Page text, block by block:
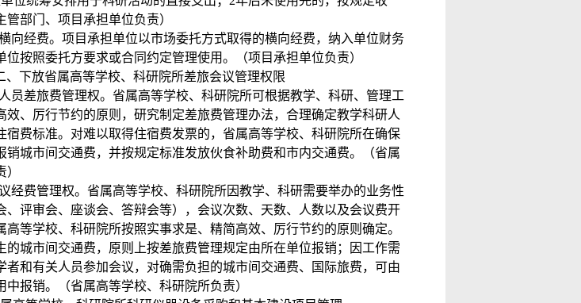
部门、项目承担单位负责）
向经费。项目承担单位以市场委托方式取得的横向经费，纳入单位财务
按照委托方要求或合同约定管理使用。（项目承担单位负责）
、下放省属高等学校、科研院所差旅会议管理权限
员差旅费管理权。省属高等学校、科研院所可根据教学、科研、管理工
效、厉行节约的原则，研究制定差旅费管理办法，合理确定教学科研人
宿费标准。对难以取得住宿费发票的，省属高等学校、科研院所在确保
销城市间交通费，并按规定标准发放伙食补助费和市内交通费。（省属
经费管理权。省属高等学校、科研院所因教学、科研需要举办的业务性
、评审会、座谈会、答辩会等），会议次数、天数、人数以及会议费开
高等学校、科研院所按照实事求是、精简高效、厉行节约的原则确定。
的城市间交通费，原则上按差旅费管理规定由所在单位报销；因工作需
者和有关人员参加会议，对确需负担的城市间交通费、国际旅费，可由
报销。（省属高等学校、科研院所负责）